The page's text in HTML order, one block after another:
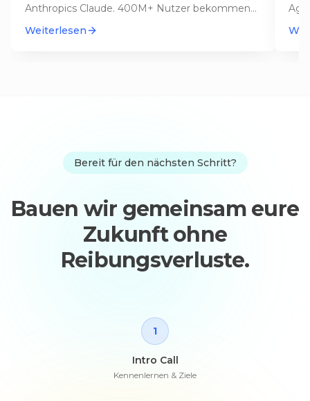
Anthropics Claude. 400M+ Nutzer bekommen
Weiterlesen
Bereit für den nächsten Schritt?
Bauen wir gemeinsam eure
Zukunft ohne
Reibungsverluste.
1
Intro Call
Kennenlernen & Ziele